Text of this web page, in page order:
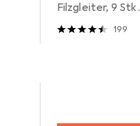
Filzgleiter, 9 Stk.
199